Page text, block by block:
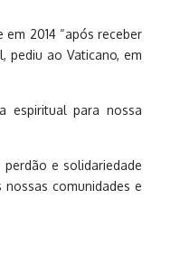
2014 “após receber
pediu ao Vaticano, em
espiritual para nossa
e solidariedade
comunidades e